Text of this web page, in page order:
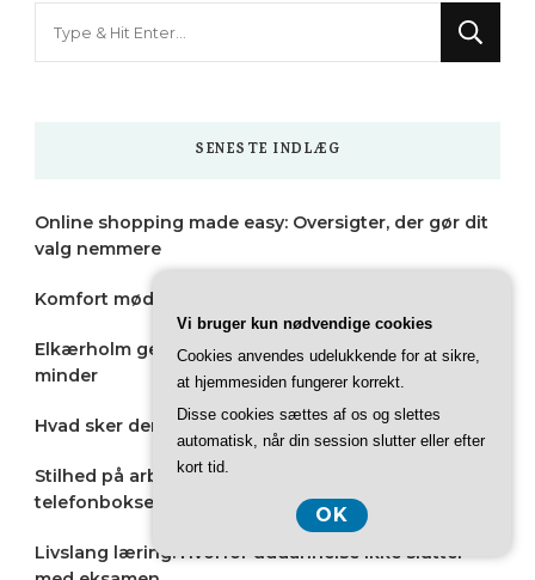
SENESTE INDLÆG
Online shopping made easy: Oversigter, der gør dit
valg nemmere
Komfort møder stil: Guide til hverdagsundertøj
Elkærholm gennem tiderne: Mennesker, myter og
minder
Hvad sker der, når saltsyre reagerer med metaller?
Stilhed på arbejdspladsen: Derfor vinder
telefonboksen indpas på kontoret
Livslang læring: Hvorfor uddannelse ikke slutter
Vi bruger kun nødvendige cookies
Cookies anvendes udelukkende for at sikre,
at hjemmesiden fungerer korrekt.
Disse cookies sættes af os og slettes
automatisk, når din session slutter eller efter
kort tid.
OK